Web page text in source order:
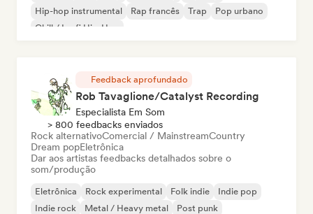
Hip-hop instrumental
Rap francês Trap
Pop urbano
Chill / Lo-fi Hip-Hop
Feedback aprofundado
Rob Tavaglione/Catalyst Recording
Especialista Em Som
> 800 feedbacks enviados
Rock alternativoComercial / MainstreamCountry
Dream popEletrônica
Dar aos artistas feedbacks detalhados sobre o
som/produção
Eletrônica Rock experimental Folk indie
Indie pop
Indie rock
Metal / Heavy metal
Post punk